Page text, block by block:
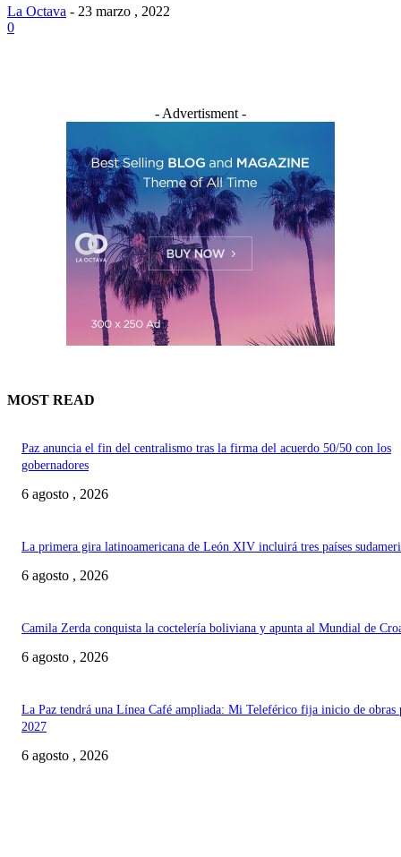
La Octava - 23 marzo , 2022
0
- Advertisment -
MOST READ
Paz anuncia el fin del centralismo tras la firma del acuerdo 50/50 con los
gobernadores
6 agosto , 2026
La primera gira latinoamericana de León XIV incluirá tres países
6 agosto , 2026
Camila Zerda conquista la coctelería boliviana y apunta al Mundial de
6 agosto , 2026
La Paz tendrá una Línea Café ampliada: Mi Teleférico fija inicio de obras
2027
6 agosto , 2026